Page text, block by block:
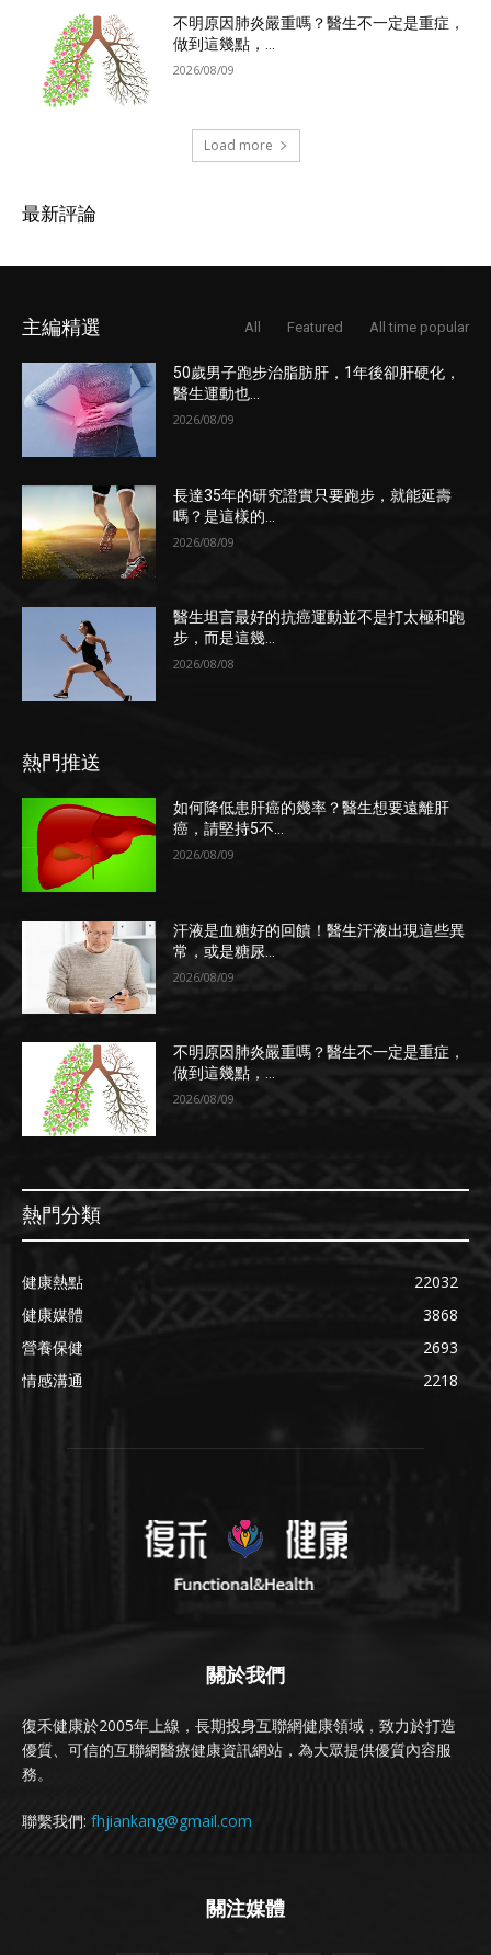
不明原因肺炎嚴重嗎？醫生不一定是重症，
做到這幾點，...
2026/08/09
Load more
最新評論
主編精選 All Featured All time popular
50歲男子跑步治脂肪肝，1年後卻肝硬化，
醫生運動也...
2026/08/09
長達35年的研究證實只要跑步，就能延壽
嗎？是這樣的...
2026/08/09
醫生坦言最好的抗癌運動並不是打太極和跑
步，而是這幾...
2026/08/08
熱門推送
如何降低患肝癌的幾率？醫生想要遠離肝
癌，請堅持5不...
2026/08/09
汗液是血糖好的回饋！醫生汗液出現這些異
常，或是糖尿...
2026/08/09
不明原因肺炎嚴重嗎？醫生不一定是重症，
做到這幾點，...
2026/08/09
熱門分類
健康熱點
22032
健康媒體
3868
營養保健
2693
情感溝通
2218
關於我們
復禾健康於2005年上線，長期投身互聯網健康領域，致力於打造
優質、可信的互聯網醫療健康資訊網站，為大眾提供優質內容服
務。
聯繫我們: fhjiankang@gmail.com
關注媒體